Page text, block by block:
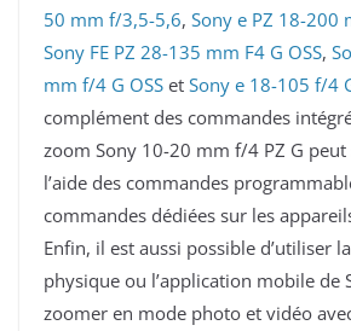
50 mm f/3,5-5,6, Sony e PZ 18-200
Sony FE PZ 28-135 mm F4 G OSS,
mm f/4 G OSS et Sony e 18-105 f/4
complément des commandes
zoom Sony 10-20 mm f/4 PZ G
l’aide des commandes
commandes dédiées sur les
Enfin, il est aussi possible d’utiliser
physique ou l’application mobile de
zoomer en mode photo et vidéo